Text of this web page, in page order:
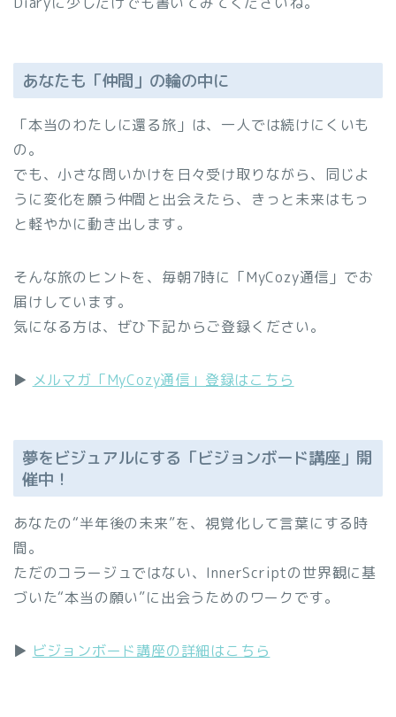
あなたも「仲間」の輪の中に
「本当のわたしに還る旅」は、一人では続けにくいも
の。
でも、小さな問いかけを日々受け取りながら、同じよ
うに変化を願う仲間と出会えたら、きっと未来はもっ
と軽やかに動き出します。
そんな旅のヒントを、毎朝7時に「MyCozy通信」でお
届けしています。
気になる方は、ぜひ下記からご登録ください。
▶︎ メルマガ「MyCozy通信」登録はこちら
夢をビジュアルにする「ビジョンボード講座」開
催中！
あなたの“半年後の未来”を、視覚化して言葉にする時
間。
ただのコラージュではない、InnerScriptの世界観に基
づいた“本当の願い”に出会うためのワークです。
▶︎ ビジョンボード講座の詳細はこちら